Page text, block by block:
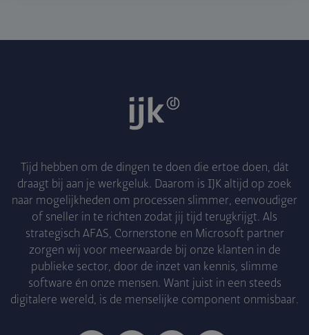
Tijd hebben om de dingen te doen die ertoe doen, dát
draagt bij aan je werkgeluk. Daarom is IJK altijd op zoek
naar mogelijkheden om processen slimmer, eenvoudiger
of sneller in te richten zodat jij tijd terugkrijgt. Als
strategisch AFAS, Cornerstone en Microsoft partner
zorgen wij voor meerwaarde bij onze klanten in de
publieke sector, door de inzet van kennis, slimme
software én onze mensen. Want juist in een steeds
digitalere wereld, is de menselijke component onmisbaar.